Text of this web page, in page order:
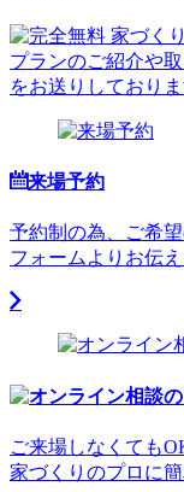
来場予約
予約制の為、ご希
フォームよりお伝え
ご来場しなくても
家づくりのプロに簡